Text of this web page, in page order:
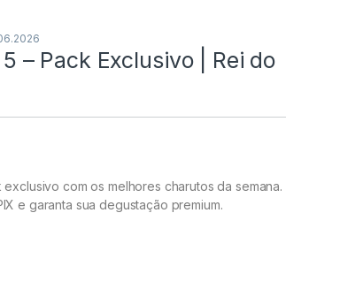
– Pack Exclusivo | Rei do
com os melhores charutos da semana.
e garanta sua degustação premium.